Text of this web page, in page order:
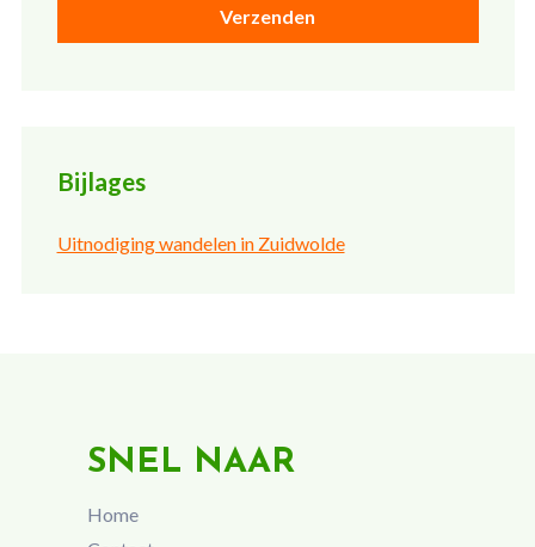
Bijlages
Uitnodiging wandelen in Zuidwolde
SNEL NAAR
Home